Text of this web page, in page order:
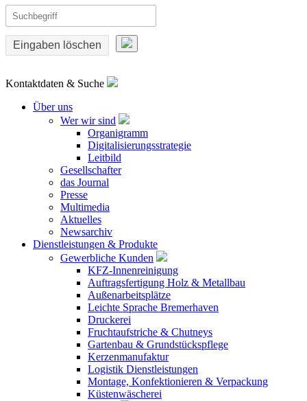
Eingaben löschen
Kontaktdaten & Suche
Über uns
Wer wir sind
Organigramm
Digitalisierungsstrategie
Leitbild
Gesellschafter
das Journal
Presse
Multimedia
Aktuelles
Newsarchiv
Dienstleistungen & Produkte
Gewerbliche Kunden
KFZ-Innenreinigung
Auftragsfertigung Holz & Metallbau
Außenarbeitsplätze
Leichte Sprache Bremerhaven
Druckerei
Fruchtaufstriche & Chutneys
Gartenbau & Grundstückspflege
Kerzenmanufaktur
Logistik Dienstleistungen
Montage, Konfektionieren & Verpackung
Küstenwäscherei